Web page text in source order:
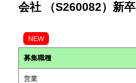
会社 （S260082）新卒
NEW
募集職種
営業